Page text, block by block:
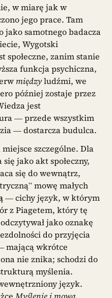
w miarę jak w
jego prace. Tam
jako samotnego badacza
Wygotski
społeczne, zanim stanie
funkcja psychiczna,
międzyludźmi, we
później zostaje przez
jest
— przede wszystkim
— dostarcza budulca.
szczególne. Dla
jako akt społeczny,
się do wewnątrz,
mowę małych
— cichy język, w którym
z Piagetem, który tę
jako oznakę
do przyjęcia
mającą wkrótce
nie znika; schodzi do
myślenia.
język.